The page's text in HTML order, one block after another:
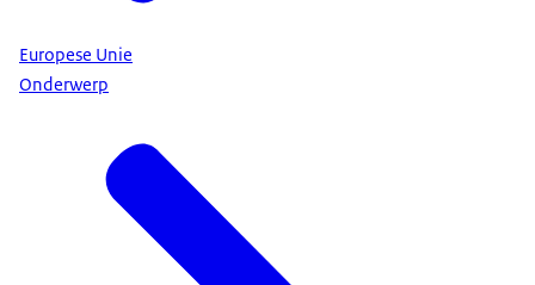
Europese Unie
Onderwerp